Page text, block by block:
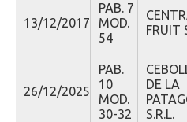
13/12/2017
PAB. 7
MOD.
54
FRUIT
26/12/2025
PAB.
10
MOD.
30-32
DE LA
S.R.L.